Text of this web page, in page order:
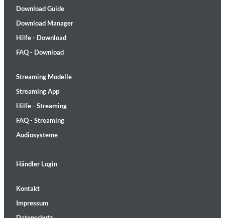
Download Guide
Download Manager
Hilfe - Download
FAQ - Download
Streaming Modelle
Streaming App
Hilfe - Streaming
FAQ - Streaming
Audiosysteme
Händler Login
Kontakt
Impressum